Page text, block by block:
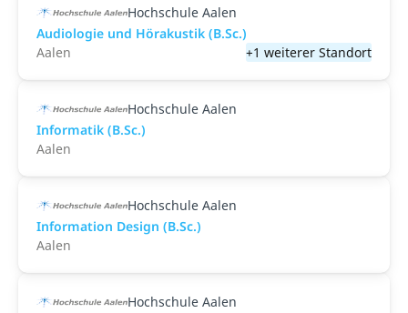
Hochschule Aalen
Audiologie und Hörakustik (B.Sc.)
Aalen
+1 weiterer Standort
Hochschule Aalen
Informatik (B.Sc.)
Aalen
Hochschule Aalen
Information Design (B.Sc.)
Aalen
Hochschule Aalen